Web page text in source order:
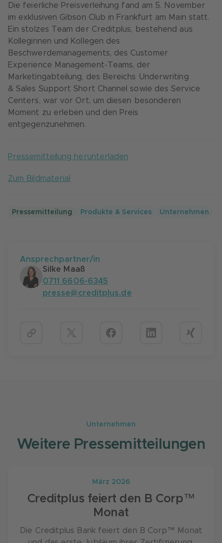
Ansprechpartner/in
Silke Maaß
0711 6606-6345
presse@creditplus.de
Die feierliche Preisverleihung fand am 5. November
im exklusiven Gibson Club in Frankfurt am Main statt.
Ein stolzes Team der Creditplus, bestehend aus
Kolleginnen und Kollegen des
Beschwerdemanagements, des Customer
Experience Management-Teams, der
Marketingabteilung, des Bereichs Underwriting
& Sales Support Short Channel sowie des Service
Centers, war vor Ort, um diesen besonderen
Moment zu erleben und den Preis
entgegenzunehmen.
Pressemitteilung herunterladen
Zum Bildmaterial
Pressemitteilung Produkte & Services Unternehmen
Unternehmen
Weitere Pressemitteilungen
März 2026
Creditplus feiert den B Corp™
Monat
Die Creditplus Bank feiert den B Corp™ Monat